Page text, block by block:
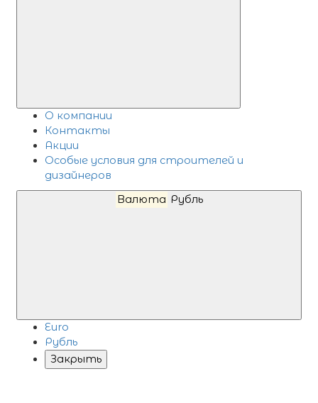
О компании
Контакты
Акции
Особые условия для строителей и
дизайнеров
Валюта Рубль
Euro
Рубль
Закрыть